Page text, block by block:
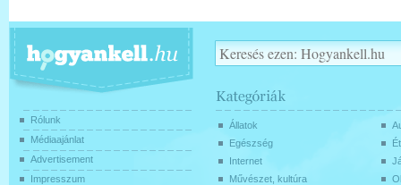
Állatok
Egészség
Internet
Művészet, kultúra
Rólunk
Médiaajánlat
Advertisement
Impresszum